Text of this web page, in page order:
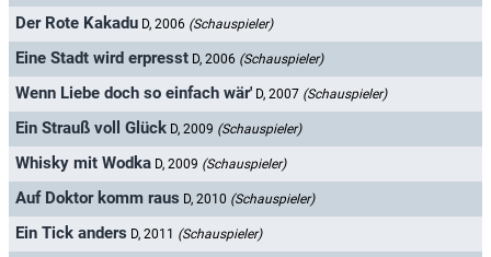
Der Rote Kakadu D, 2006 (Schauspieler)
Eine Stadt wird erpresst D, 2006 (Schauspieler)
Wenn Liebe doch so einfach wär' D, 2007 (Schauspieler)
Ein Strauß voll Glück D, 2009 (Schauspieler)
Whisky mit Wodka D, 2009 (Schauspieler)
Auf Doktor komm raus D, 2010 (Schauspieler)
Ein Tick anders D, 2011 (Schauspieler)